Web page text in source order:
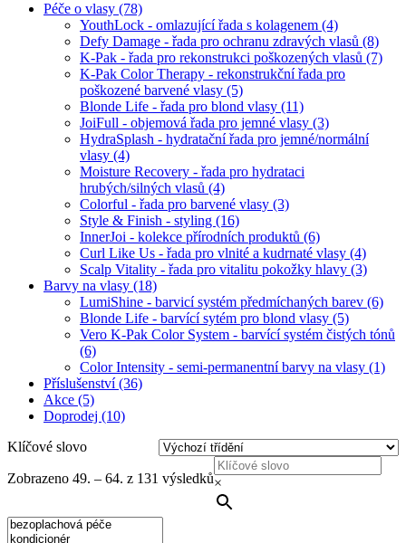
Péče o vlasy (78)
YouthLock - omlazující řada s kolagenem (4)
Defy Damage - řada pro ochranu zdravých vlasů (8)
K-Pak - řada pro rekonstrukci poškozených vlasů (7)
K-Pak Color Therapy - rekonstrukční řada pro
poškozené barvené vlasy (5)
Blonde Life - řada pro blond vlasy (11)
JoiFull - objemová řada pro jemné vlasy (3)
HydraSplash - hydratační řada pro jemné/normální
vlasy (4)
Moisture Recovery - řada pro hydrataci
hrubých/silných vlasů (4)
Colorful - řada pro barvené vlasy (3)
Style & Finish - styling (16)
InnerJoi - kolekce přírodních produktů (6)
Curl Like Us - řada pro vlnité a kudrnaté vlasy (4)
Scalp Vitality - řada pro vitalitu pokožky hlavy (3)
Barvy na vlasy (18)
LumiShine - barvicí systém předmíchaných barev (6)
Blonde Life - barvící sytém pro blond vlasy (5)
Vero K-Pak Color System - barvící systém čistých tónů
(6)
Color Intensity - semi-permanentní barvy na vlasy (1)
Příslušenství(36)
Akce (5)
Doprodej (10)
Zobrazeno 49. – 64. z 131 výsledků
Klíčové slovo
×